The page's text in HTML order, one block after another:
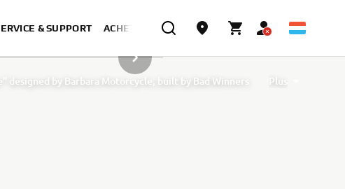
& SUPPORT ACHETER MAINTENANT
designed by Barbara Motorcycle, built by Bad Winners
Plus
ARTICLE SUIVANT DE LA GALERIE